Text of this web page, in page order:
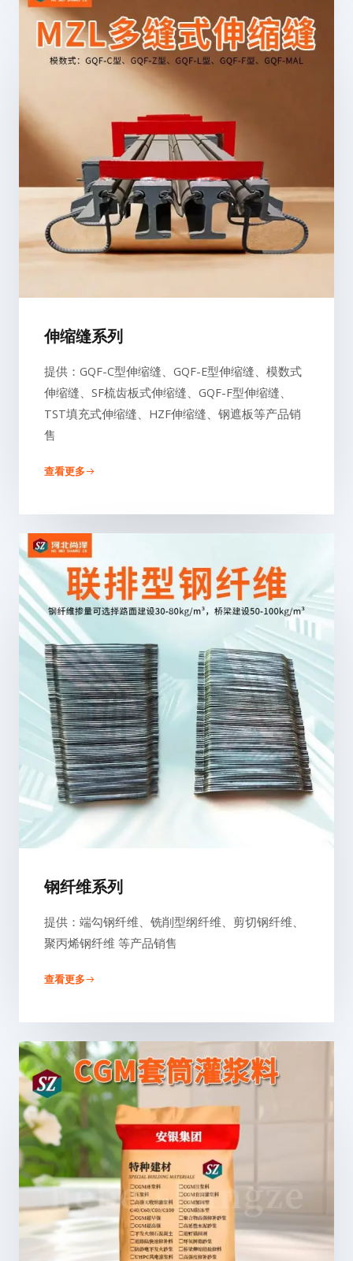
伸缩缝系列
提供：GQF-C型伸缩缝、GQF-E型伸缩缝、模数式
伸缩缝、SF梳齿板式伸缩缝、GQF-F型伸缩缝、
TST填充式伸缩缝、HZF伸缩缝、钢遮板等产品销
售
查看更多
钢纤维系列
提供：端勾钢纤维、铣削型纲纤维、剪切钢纤维、
聚丙烯钢纤维 等产品销售
查看更多